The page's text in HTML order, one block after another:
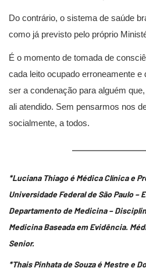
Do contrário, o sistema de saúde
como já previsto pelo próprio
É o momento de tomada de
cada leito ocupado erroneamente
ser a condenação para alguém
ali atendido. Sem pensarmos nos
socialmente, a todos.
*Luciana Thiago é Médica Clínica e
Universidade Federal de São Paulo –
Departamento de Medicina –
Medicina Baseada em Evidência.
Senior.
*Thais Pinhata de Souza é Mestre e